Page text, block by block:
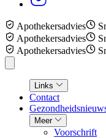
Apothekersadvies
Apothekersadvies
Apothekersadvies
Links
Contact
Meer
Voorschrift